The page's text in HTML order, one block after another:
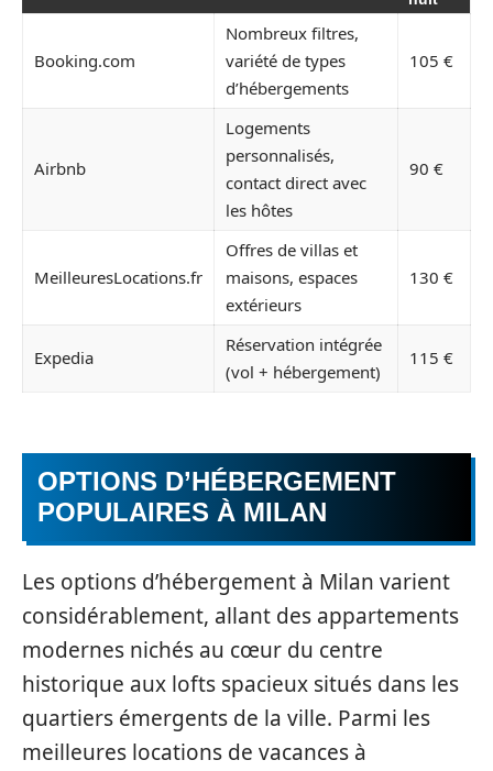
Booking.com
Nombreux filtres,
variété de types
d’hébergements
105 €
Airbnb
Logements
personnalisés,
contact direct avec
les hôtes
90 €
MeilleuresLocations.fr
Offres de villas et
maisons, espaces
extérieurs
130 €
Expedia
Réservation intégrée
(vol + hébergement)
115 €
OPTIONS D’HÉBERGEMENT
POPULAIRES À MILAN
Les options d’hébergement à Milan varient
considérablement, allant des appartements
modernes nichés au cœur du centre
historique aux lofts spacieux situés dans les
quartiers émergents de la ville. Parmi les
meilleures locations de vacances à